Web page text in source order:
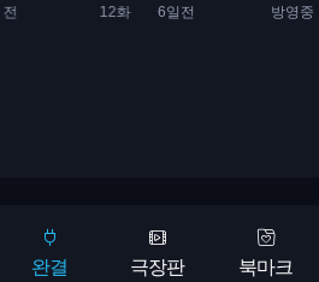
방영중 6일전 방영중
웃, aniabout.com. All Rights Reserved
완결 극장판 북마크